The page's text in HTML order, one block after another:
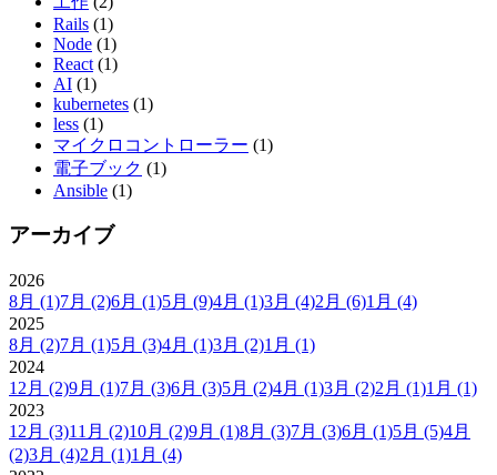
Rails (1)
Node (1)
React (1)
AI (1)
kubernetes (1)
less (1)
マイクロコントローラー (1)
電子ブック (1)
Ansible (1)
アーカイブ
2026
8月 (1)7月 (2)6月 (1)5月 (9)4月 (1)3月 (4)2月 (6)1月 (4)
2025
8月 (2)7月 (1)5月 (3)4月 (1)3月 (2)1月 (1)
2024
12月 (2)9月 (1)7月 (3)6月 (3)5月 (2)4月 (1)3月 (2)2月 (1)1月 (1)
2023
12月 (3)11月 (2)10月 (2)9月 (1)8月 (3)7月 (3)6月 (1)5月 (5)4月
(2)3月 (4)2月 (1)1月 (4)